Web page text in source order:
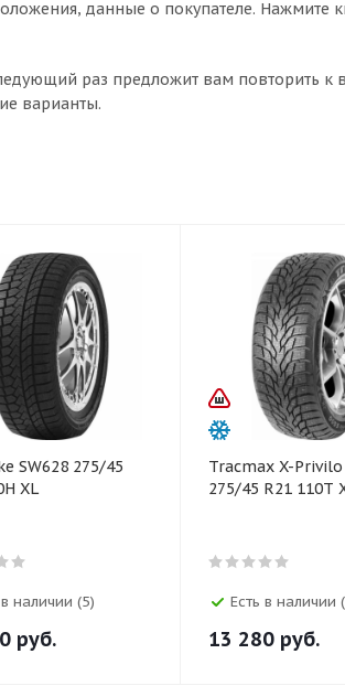
данные о покупателе. Нажмите
раз предложит вам повторить к
варианты.
SW628 275/45
XL
наличии (5)
руб.
Tracmax X-Privilo
275/45 R21 110T
Есть в наличии
13 280 руб.